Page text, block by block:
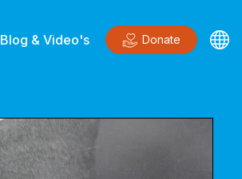
Blog & Video's Donate